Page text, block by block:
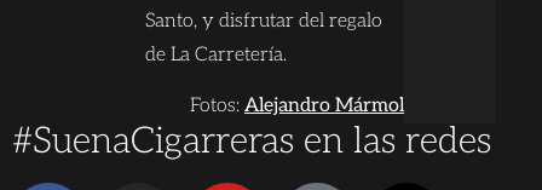
Santo, y disfrutar del regalo
de La Carretería.
Fotos: Alejandro Mármol
#SuenaCigarreras en las redes